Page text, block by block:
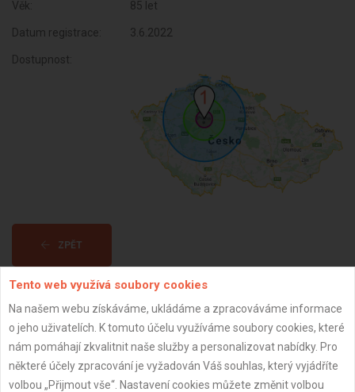
Věk: 85 let
Datum registrace: 3.6.2022
Dostupnost:
ZPĚT
Tento web využívá soubory cookies
Na našem webu získáváme, ukládáme a zpracováváme informace
o jeho uživatelích. K tomuto účelu využíváme soubory cookies, které
nám pomáhají zkvalitnit naše služby a personalizovat nabídky. Pro
některé účely zpracování je vyžadován Váš souhlas, který vyjádříte
volbou „Přijmout vše“. Nastavení cookies můžete změnit volbou